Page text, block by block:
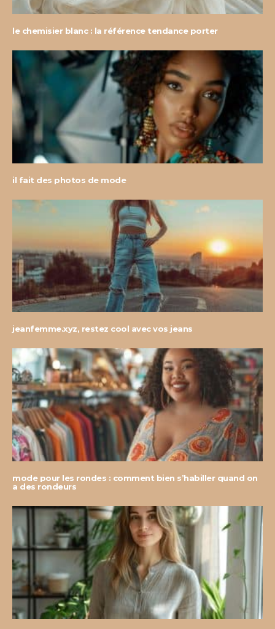
le chemisier blanc : la référence tendance porter
il fait des photos de mode
jeanfemme.xyz, restez cool avec vos jeans
mode pour les rondes : comment bien s’habiller quand on
a des rondeurs